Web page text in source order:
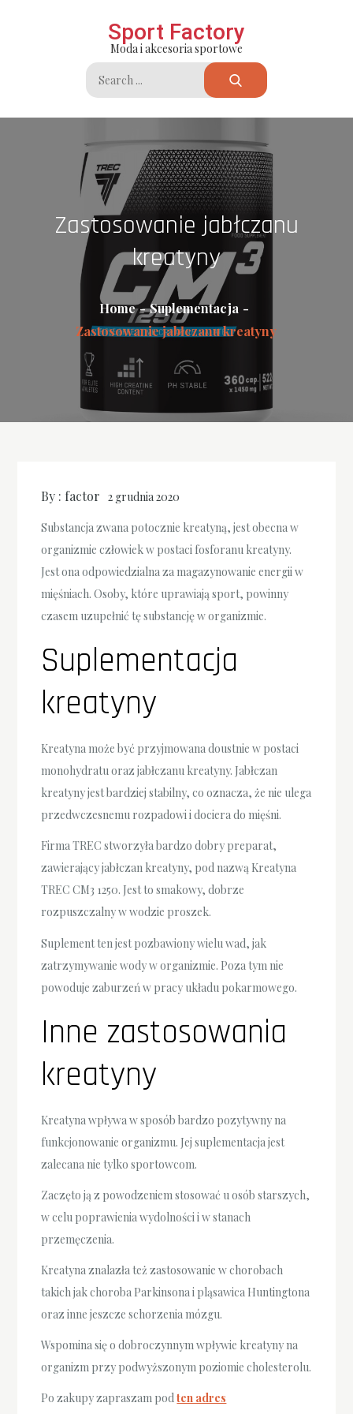
Sport Factory
Moda i akcesoria sportowe
Search
for:
Zastosowanie jabłczanu
kreatyny
Home
Suplementacja
Zastosowanie jabłczanu kreatyny
By : factor 2 grudnia 2020
Substancja zwana potocznie kreatyną, jest obecna w
organizmie człowiek w postaci fosforanu kreatyny.
Jest ona odpowiedzialna za magazynowanie energii w
mięśniach. Osoby, które uprawiają sport, powinny
czasem uzupełnić tę substancję w organizmie.
Suplementacja
kreatyny
Kreatyna może być przyjmowana doustnie w postaci
monohydratu oraz jabłczanu kreatyny. Jabłczan
kreatyny jest bardziej stabilny, co oznacza, że nie ulega
przedwczesnemu rozpadowi i dociera do mięśni.
Firma TREC stworzyła bardzo dobry preparat,
zawierający jabłczan kreatyny, pod nazwą Kreatyna
TREC CM3 1250. Jest to smakowy, dobrze
rozpuszczalny w wodzie proszek.
Suplement ten jest pozbawiony wielu wad, jak
zatrzymywanie wody w organizmie. Poza tym nie
powoduje zaburzeń w pracy układu pokarmowego.
Inne zastosowania
kreatyny
Kreatyna wpływa w sposób bardzo pozytywny na
funkcjonowanie organizmu. Jej suplementacja jest
zalecana nie tylko sportowcom.
Zaczęto ją z powodzeniem stosować u osób starszych,
w celu poprawienia wydolności i w stanach
przemęczenia.
Kreatyna znalazła też zastosowanie w chorobach
takich jak choroba Parkinsona i pląsawica Huntingtona
oraz inne jeszcze schorzenia mózgu.
Wspomina się o dobroczynnym wpływie kreatyny na
organizm przy podwyższonym poziomie cholesterolu.
Po zakupy zapraszam podten adres